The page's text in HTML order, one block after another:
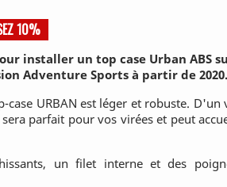
10%
installer un top case Urban ABS
Adventure Sports à partir de 2020.
case URBAN est léger et robuste. D'un
parfait pour vos virées et peut
un filet interne et des